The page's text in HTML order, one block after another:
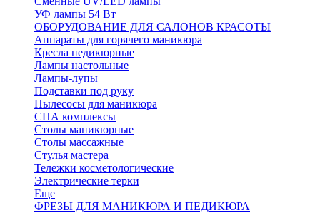
УФ лампы 54 Вт
ОБОРУДОВАНИЕ ДЛЯ САЛОНОВ КРАСОТЫ
Аппараты для горячего маникюра
Кресла педикюрные
Лампы настольные
Лампы-лупы
Подставки под руку
Пылесосы для маникюра
СПА комплексы
Столы маникюрные
Столы массажные
Стулья мастера
Тележки косметологические
Электрические терки
Еще
ФРЕЗЫ ДЛЯ МАНИКЮРА И ПЕДИКЮРА